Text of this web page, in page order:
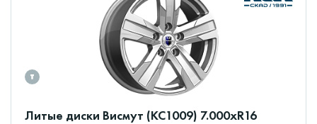
Литые диски Висмут (КС1009) 7.000xR16